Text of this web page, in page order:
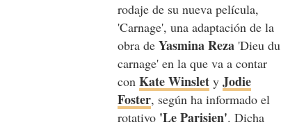
rodaje de su nueva película,
'Carnage', una adaptación de la
obra deYasmina Reza 'Dieu du
carnage' en la que va a contar
conKate Winslet yJodie
Foster, según ha informado el
rotativo 'Le Parisien'. Dicha